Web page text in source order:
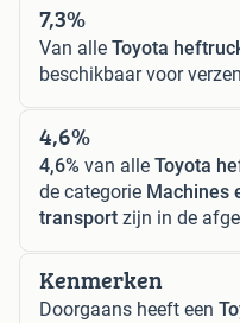
7,3%
Van alle Toyota
beschikbaar voor
4,6%
4,6% van alle Toyota
de categorie Machines
transport zijn in de
Kenmerken
Doorgaans heeft een